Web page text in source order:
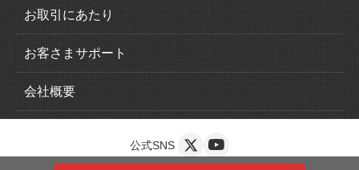
ロスカットについて
追加証拠金について
スリッページについて
スワップポイントについて
安心の完全信託保全
取引概要
FEAT 3.0の特徴
運用感覚ガイド
取引概要
導入手順
お取引にあたり
口座開設の流れ
本人確認書類
複数口座の申込
お客さまサポート
入出金について
マイページ
会社概要
お客さま本位の業務運営
公式SNS